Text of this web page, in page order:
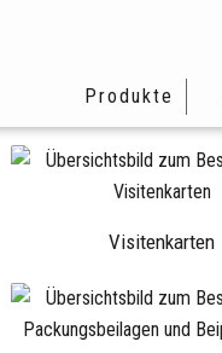
Produkte
Visitenkarten